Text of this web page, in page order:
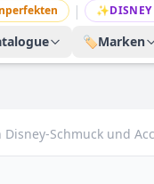
| ✨
🏷️Marken
Schmuck und